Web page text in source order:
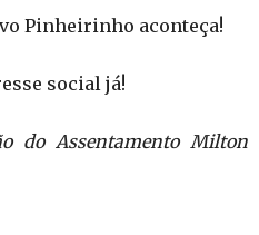
Pinheirinho aconteça!
social já!
do Assentamento Milton